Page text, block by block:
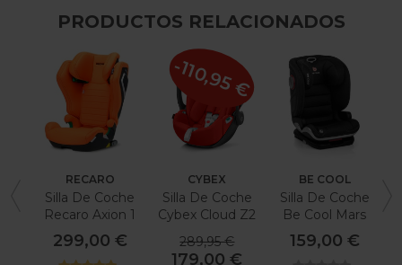
PRODUCTOS RELACIONADOS
RECARO
Silla De Coche
Recaro Axion 1
299,00 €
CYBEX
Silla De Coche
Cybex Cloud Z2
289,95 €
179,00 €
-110,95 €
BE COOL
Silla De Coche
Be Cool Mars
159,00 €